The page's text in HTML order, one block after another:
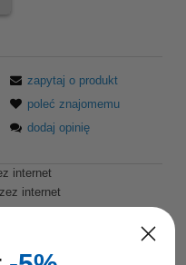
zapytaj o produkt
poleć znajomemu
dodaj opinię